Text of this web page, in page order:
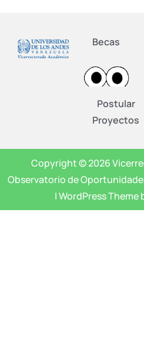
Becas
Postular
Proyectos
Copyright © 2026
Observatorio de
| WordPress Theme